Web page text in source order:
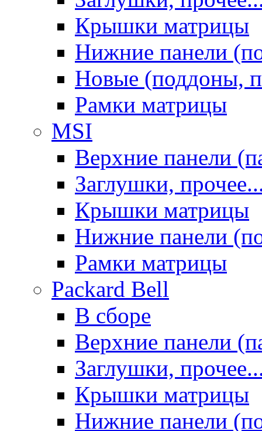
Крышки матрицы
Нижние панели
Новые (поддоны,
Рамки матрицы
MSI
Верхние панели
Заглушки,
Крышки матрицы
Нижние панели
Рамки матрицы
Packard Bell
В сборе
Верхние панели
Заглушки,
Крышки матрицы
Нижние панели